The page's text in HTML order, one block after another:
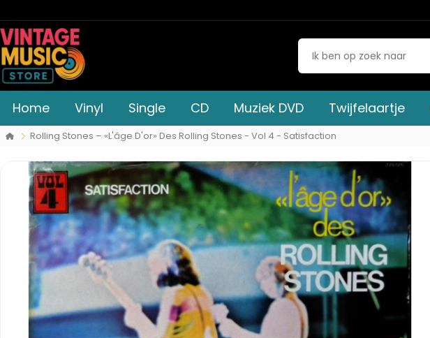
Home Vinyl Single CD Muziek DVD Twijfelaartje
Rolling Stones – «L'âge D'or» Des Rolling Stones - Vol 4 - Satisfaction